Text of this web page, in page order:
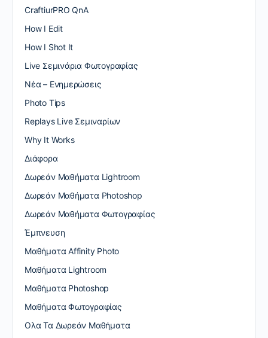
CraftiurPRO QnA
How I Edit
How I Shot It
Live Σεμινάρια Φωτογραφίας
Nέα – Ενημερώσεις
Photo Tips
Replays Live Σεμιναρίων
Why It Works
Διάφορα
Δωρεάν Μαθήματα Lightroom
Δωρεάν Μαθήματα Photoshop
Δωρεάν Μαθήματα Φωτογραφίας
Έμπνευση
Μαθήματα Affinity Photo
Μαθήματα Lightroom
Μαθήματα Photoshop
Μαθήματα Φωτογραφίας
Ολα Τα Δωρεάν Μαθήματα